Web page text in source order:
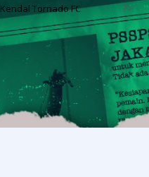
Kendal Tornado FC ?>